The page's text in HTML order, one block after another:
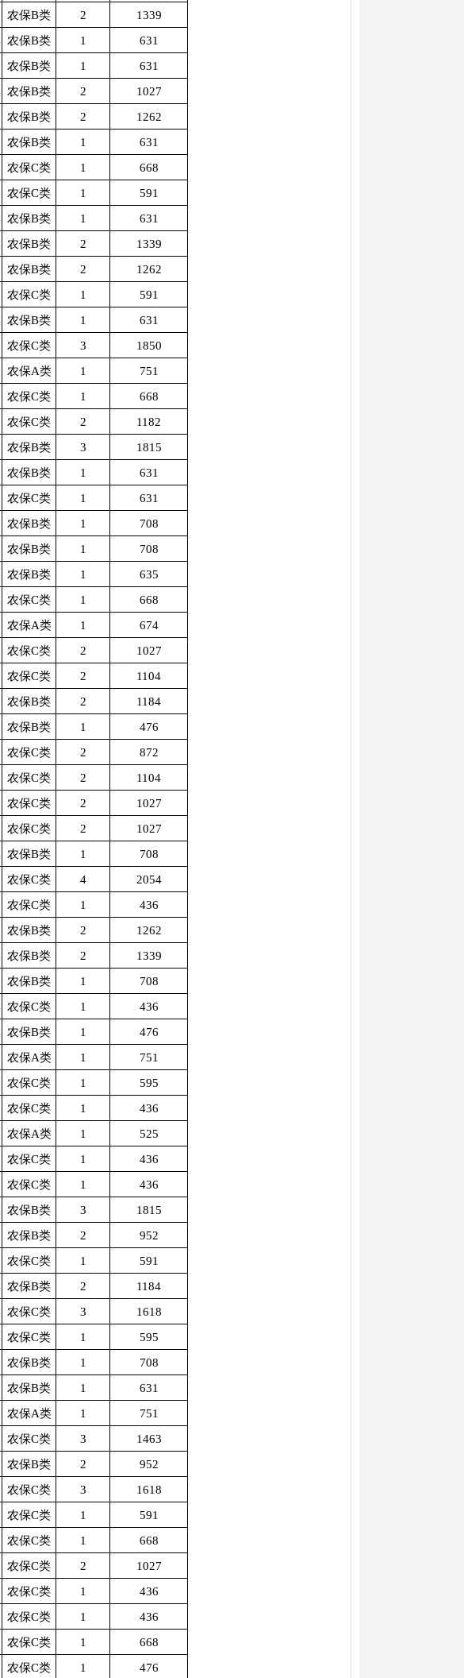
农保B类 2
1339
农保B类 1
631
农保B类 1
631
农保B类 2
1027
农保B类 2
1262
农保B类 1
631
农保C类 1
668
农保C类 1
591
农保B类 1
631
农保B类 2
1339
农保B类 2
1262
农保C类 1
591
农保B类 1
631
农保C类 3
1850
农保A类 1
751
农保C类 1
668
农保C类 2
1182
农保B类 3
1815
农保B类 1
631
农保C类 1
631
农保B类 1
708
农保B类 1
708
农保B类 1
635
农保C类 1
668
农保A类 1
674
农保C类 2
1027
农保C类 2
1104
农保B类 2
1184
农保B类 1
476
农保C类 2
872
农保C类 2
1104
农保C类 2
1027
农保C类 2
1027
农保B类 1
708
农保C类 4
2054
农保C类 1
436
农保B类 2
1262
农保B类 2
1339
农保B类 1
708
农保C类 1
436
农保B类 1
476
农保A类 1
751
农保C类 1
595
农保C类 1
436
农保A类 1
525
农保C类 1
436
农保C类 1
436
农保B类 3
1815
农保B类 2
952
农保C类 1
591
农保B类 2
1184
农保C类 3
1618
农保C类 1
595
农保B类 1
708
农保B类 1
631
农保A类 1
751
农保C类 3
1463
农保B类 2
952
农保C类 3
1618
农保C类 1
591
农保C类 1
668
农保C类 2
1027
农保C类 1
436
农保C类 1
436
农保C类 1
668
农保C类 1 476